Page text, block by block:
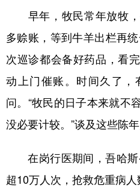
早年，牧民常年放牧，
多赊账，等到牛羊出栏再
次巡诊都会备好药品，看
动上门催账。时间久了，
问。“牧民的日子本来就不
没必要计较。”谈及这些陈
在岗行医期间，吾哈斯
超10万人次，抢救危重病人